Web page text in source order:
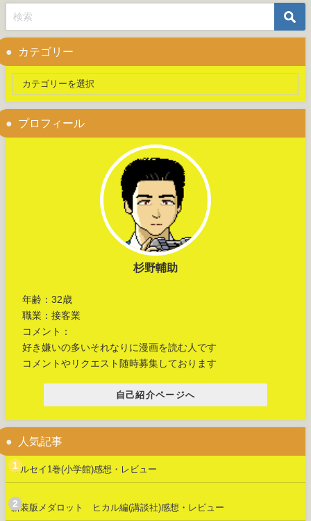
カテゴリー
プロフィール
杉野輔助
年齢：32歳
職業：接客業
コメント：
好き嫌いの多いそれなりに漫画を読む人です
コメントやリクエスト随時募集しております
自己紹介ページへ
人気記事
マルセイ1巻(小学館)感想・レビュー
新装版メダロット ヒカル編(講談社)感想・レビュー